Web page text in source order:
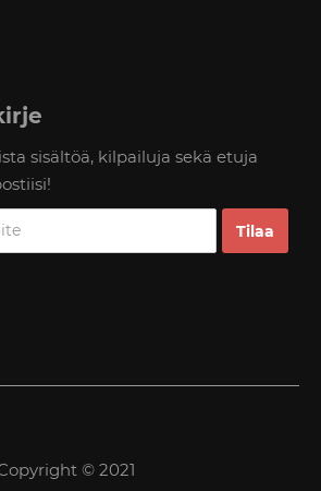
sisältöä, kilpailuja sekä etuja
© 2021